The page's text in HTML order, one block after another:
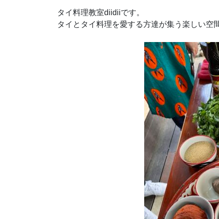
タイ料理教室diidiiです。
タイとタイ料理を愛する方達が集う楽しい空